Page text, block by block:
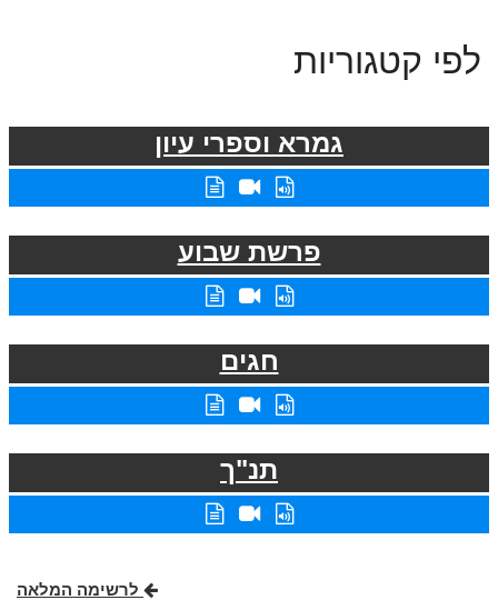
לפי קטגוריות
גמרא וספרי עיון
פרשת שבוע
חגים
תנ"ך
לרשימה המלאה